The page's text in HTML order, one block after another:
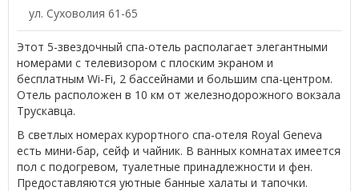
ул. Суховолия 61-65
Этот 5-звездочный спа-отель располагает элегантными
номерами с телевизором с плоским экраном и
бесплатным Wi-Fi, 2 бассейнами и большим спа-центром.
Отель расположен в 10 км от железнодорожного вокзала
Трускавца.
В светлых номерах курортного спа-отеля Royal Geneva
есть мини-бар, сейф и чайник. В ванных комнатах имеется
пол с подогревом, туалетные принадлежности и фен.
Предоставляются уютные банные халаты и тапочки.